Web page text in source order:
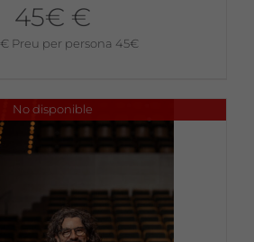
45€ €
€ Preu per persona 45€
No disponible